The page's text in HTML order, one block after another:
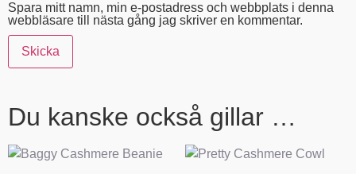
Spara mitt namn, min e-postadress och webbplats i denna
webbläsare till nästa gång jag skriver en kommentar.
Du kanske också gillar …